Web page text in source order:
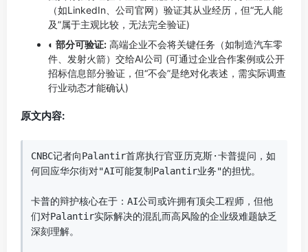
（如LinkedIn、公司官网）验证其从业经历，但“无人能
及”属于主观比较，无法完全验证)
◐ 部分可验证: 高端企业不会将关键任务（如制造汽车零
件、发射火箭）交给AI公司 (可通过企业合作案例或公开
招标信息部分验证，但“不会”是绝对化表述，需实际调查
行业动态才能确认)
原文内容:
CNBC记者向Palantir首席执行官亚历克斯·卡普提问，如
何回应华尔街对"AI可能复制Palantir业务"的担忧。
卡普的辩护核心在于：AI公司或许拥有顶尖工程师，但他
们对Palantir实际解决的混乱而高风险的企业级难题缺乏
深刻理解。